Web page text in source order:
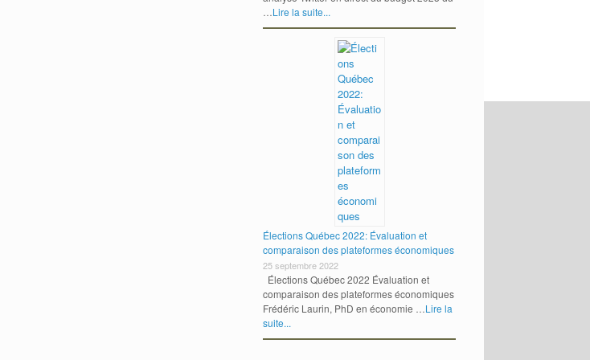
…Lire la suite...
Élections Québec 2022: Évaluation et
comparaison des plateformes économiques
25 septembre 2022
Élections Québec 2022 Évaluation et
comparaison des plateformes économiques
Frédéric Laurin, PhD en économie …Lire la
suite...